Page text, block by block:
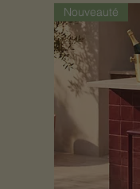
Nouveauté